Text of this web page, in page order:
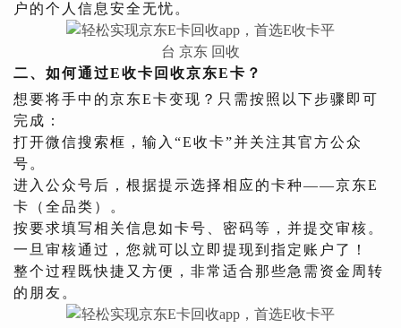
户的个人信息安全无忧。
二、如何通过E收卡回收京东E卡？
想要将手中的京东E卡变现？只需按照以下步骤即可
完成：
打开微信搜索框，输入“E收卡”并关注其官方公众
号。
进入公众号后，根据提示选择相应的卡种——京东E
卡（全品类）。
按要求填写相关信息如卡号、密码等，并提交审核。
一旦审核通过，您就可以立即提现到指定账户了！
整个过程既快捷又方便，非常适合那些急需资金周转
的朋友。